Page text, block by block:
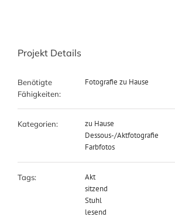
Projekt Details
Benötigte
Fähigkeiten:
Fotografie zu Hause
Kategorien:
zu Hause
Dessous-/Aktfotografie
Farbfotos
Tags:
Akt
sitzend
Stuhl
lesend